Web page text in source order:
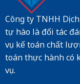
Công ty TNHH
tự hào là đối tác
vụ kế toán chất
toán thực hành có
vụ.